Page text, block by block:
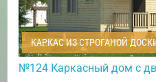
КАРКАС ИЗ СТРОГАНОЙ
№124 Каркасный дом с